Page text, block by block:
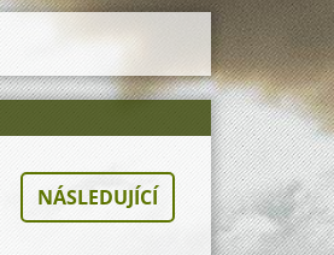
NÁSLEDUJÍCÍ